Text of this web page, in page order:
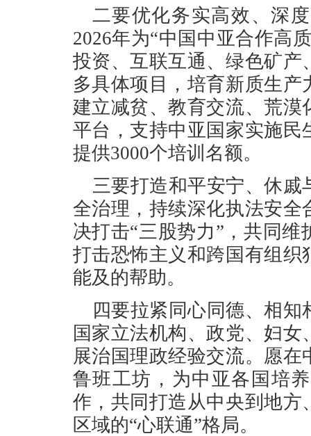
二要优化务实高效、深
2026年为“中国中亚合作高
投资、互联互通、绿色矿
多具体项目，培育新质生
建立减贫、教育交流、荒
平台，支持中亚国家实施
提供3000个培训名额。
三要打造和平安宁、休
全治理，持续深化执法安
决打击“三股势力”，共同
打击恐怖主义和跨国有组
能及的帮助。
四要拉紧同心同德、相
国家立法机构、政党、妇
展治国理政经验交流。愿
鲁班工坊，为中亚各国培
作，共同打造从中央到地
区域的“心联通”格局。